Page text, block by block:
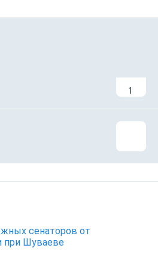
1
сенаторов от
при Шуваеве